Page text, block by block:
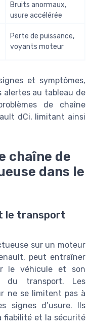
Bruits anormaux,
usure accélérée
Perte de puissance,
voyants moteur
et symptômes,
alertes au tableau de
de chaîne
dCi, limitant ainsi
chaîne de
dans le
le transport
sur un moteur
peut entraîner
le véhicule et son
du transport. Les
ne se limitent pas à
signes d’usure. Ils
fiabilité et la sécurité